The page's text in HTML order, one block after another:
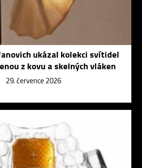
ukázal kolekci svítidel
z kovu a skelných vláken
29. července 2026